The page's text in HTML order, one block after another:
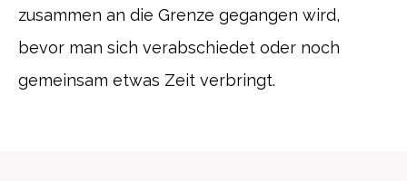
zusammen an die Grenze gegangen wird,
bevor man sich verabschiedet oder noch
gemeinsam etwas Zeit verbringt.